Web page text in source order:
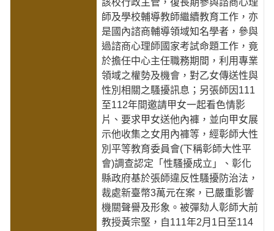
該校行政主管，復長期參與諮商心理
師及學校輔導教師繼續教育工作，亦
是國內諮商輔導領域知名學者，參與
過諮商心理師國家考試命題工作，竟
於擔任中心主任職務期間，利用專業
領域之權勢及機會，對乙女傳送性與
性別相關之騷擾訊息；另張師因111
至112年間邀請甲女一起看色情影
片、要求甲女送他內褲，並向甲女展
示他收集之女用內褲等，經彰師大性
別平等教育委員會(下稱彰師大性平
會)調查認定「性騷擾成立」、彰化
縣政府基於張師違反性騷擾防治法，
裁處新臺幣3萬元在案，已嚴重影響
機關聲譽及形象。被彈劾人彰師大前
教授黃宗堅，自111年2月1日至114